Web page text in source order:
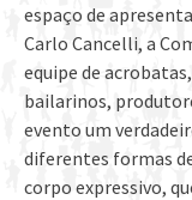
espaço de
Carlo Cancelli, a
equipe de
bailarinos,
evento um
diferentes formas
corpo expressivo,